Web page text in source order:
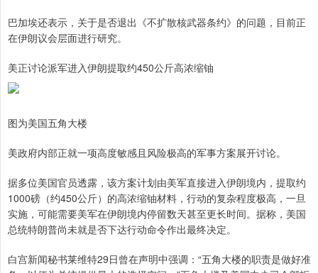
巴加埃还表示，关于是否退出《不扩散核武器条约》的问题，目前正
在伊朗议会层面进行研究。
美正讨论派军进入伊朗提取约450公斤高浓缩铀
图为美国五角大楼
美政府内部正就一项高度敏感且风险极高的军事方案展开讨论。
据多位美国官员透露，该方案计划由美军直接进入伊朗境内，提取约
1000磅（约450公斤）的高浓缩铀材料，行动的复杂程度极高，一旦
实施，可能需要美军在伊朗境内停留数天甚至更长时间。据称，美国
总统特朗普尚未就是否下达行动命令作出最终决定。
白宫新闻秘书莱维特29日曾在声明中强调：“五角大楼的职责是做好准